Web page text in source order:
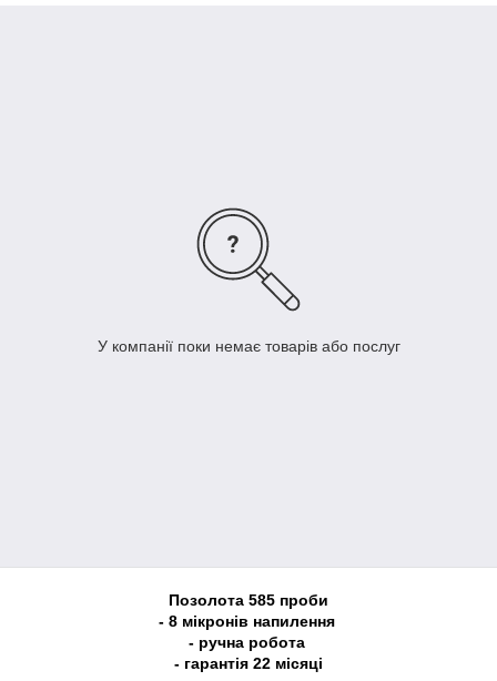
У компанії поки немає товарів або послуг
Позолота 585 проби
- 8 мікронів напилення
- ручна робота
- гарантія 22 місяці